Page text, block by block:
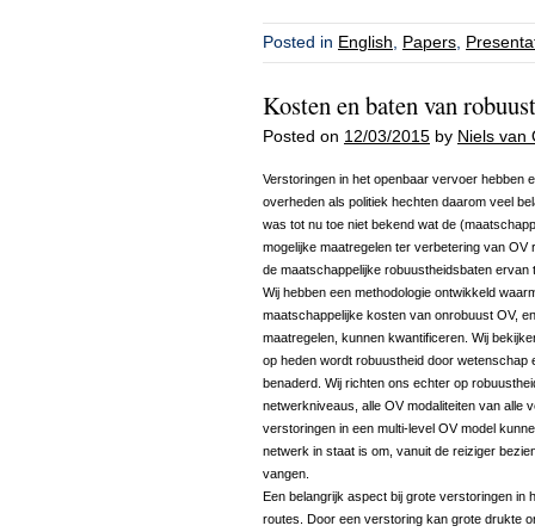
Posted in English Papers
Kosten en baten van
Posted on 12/03/2015 by Niels van
Verstoringen in het openbaar vervoer hebben
overheden als politiek hechten daarom veel
was tot nu toe niet bekend wat de
mogelijke maatregelen ter verbetering van
de maatschappelijke robuustheidsbaten ervan
Wij hebben een methodologie ontwikkeld
maatschappelijke kosten van onrobuust OV,
maatregelen, kunnen kwantificeren. Wij
op heden wordt robuustheid door
benaderd. Wij richten ons echter op
netwerkniveaus, alle OV modaliteiten van alle
verstoringen in een multi-level OV model
netwerk in staat is om, vanuit de reiziger
vangen.
Een belangrijk aspect bij grote verstoringen in
routes. Door een verstoring kan grote drukte